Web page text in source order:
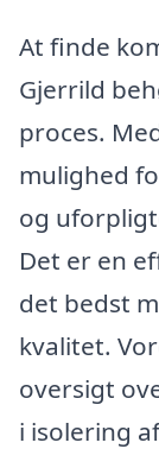
At finde
Gjerrild
proces.
mulighed
og
Det er en
det bedst
kvalitet.
oversigt
i isolering